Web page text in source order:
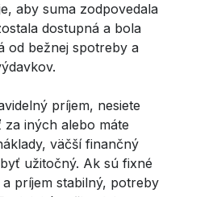
aby suma zodpovedala
dostupná a bola
od bežnej spotreby a
príjem, nesiete
za iných alebo máte
väčší finančný
užitočný. Ak sú fixné
a príjem stabilný, potreby